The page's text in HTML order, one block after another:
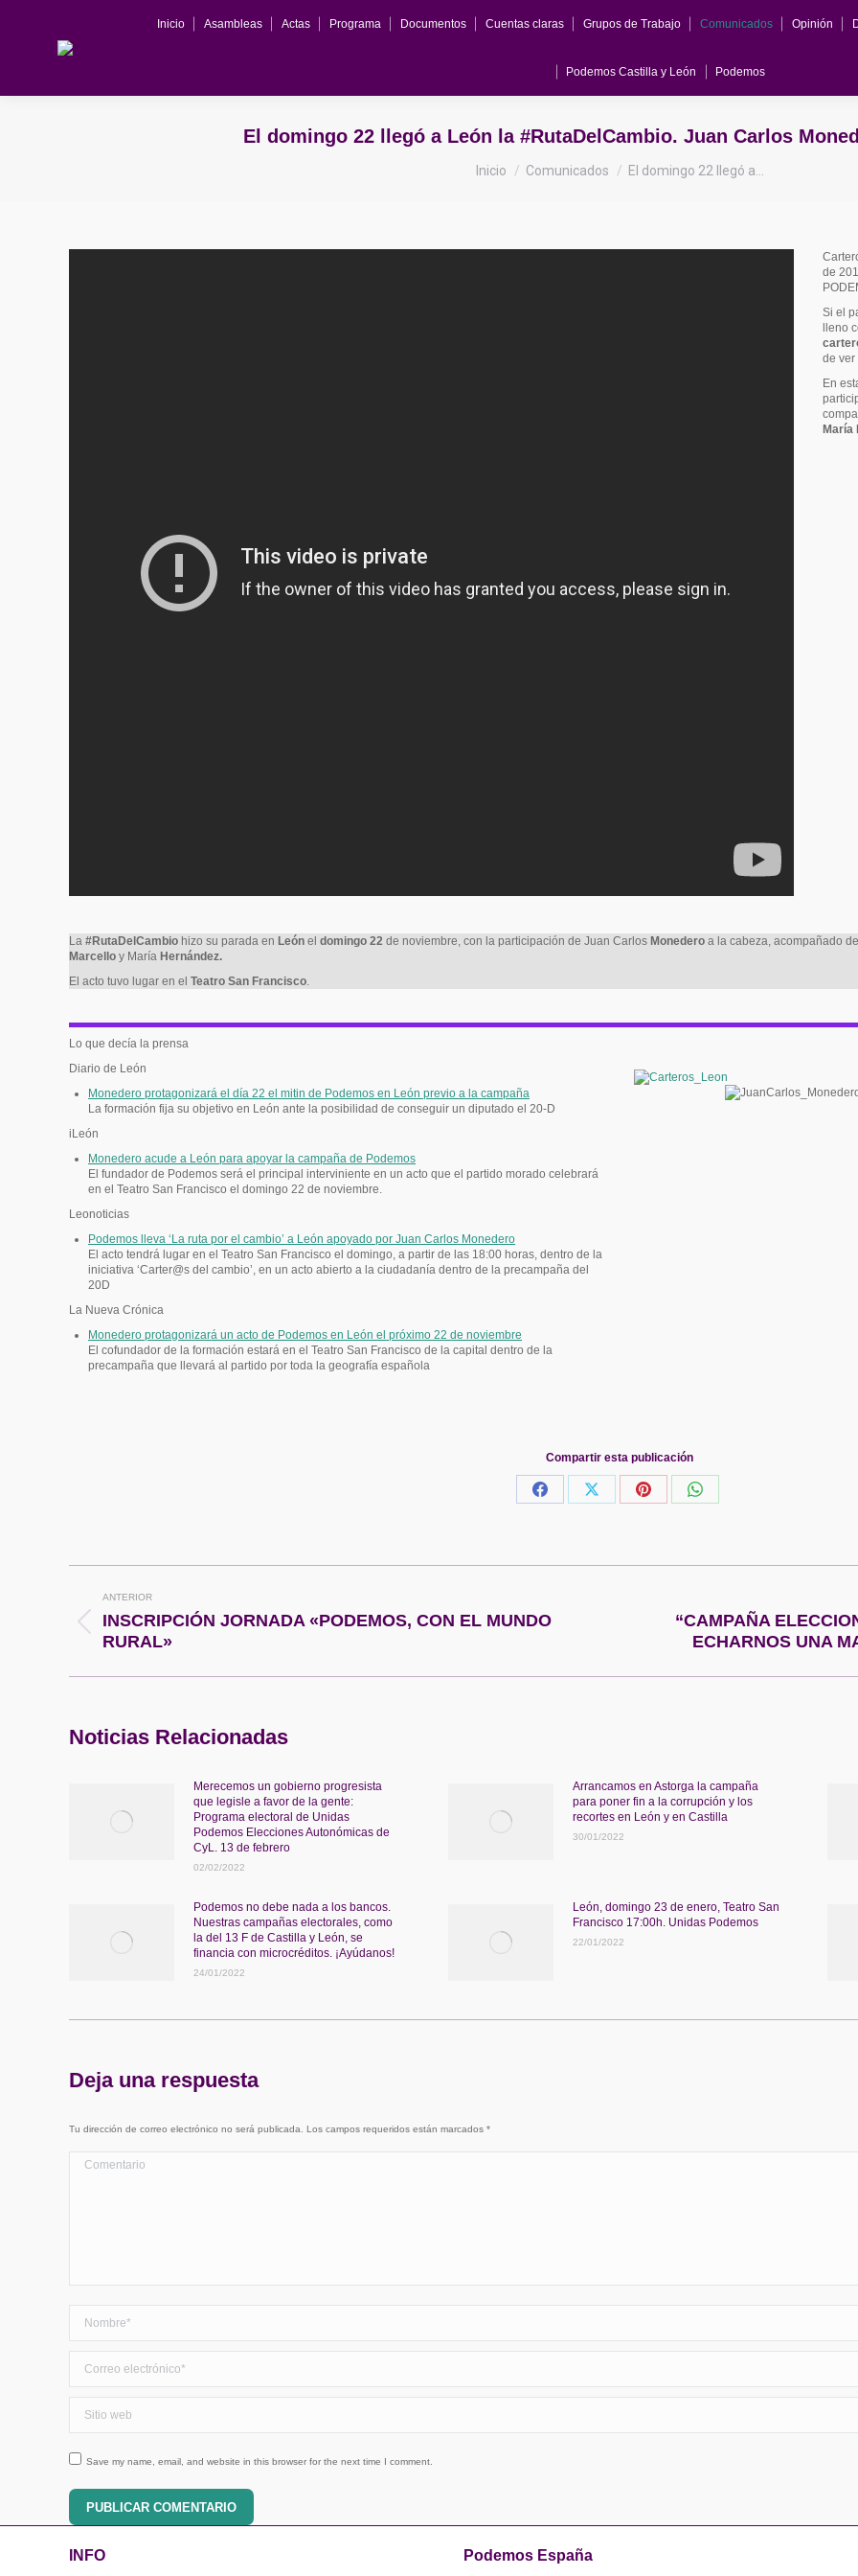
Inicio Asambleas Actas Programa Documentos Cuentas claras Grupos de Trabajo Comunicados Opinión
Podemos Castilla y León Podemos
El domingo 22 llegó a León la #RutaDelCambio. Juan Carlos
Inicio Comunicados El domingo 22 llegó a…
de
Si el
lleno
de ver
En
María
La #RutaDelCambio hizo su parada en León el domingo 22 de noviembre, con la participación de Juan Carlos Monedero a la cabeza, acompañado
Marcello y María Hernández.
El acto tuvo lugar en el Teatro San Francisco.
Lo que decía la prensa
Diario de León
Monedero protagonizará el día 22 el mitin de Podemos en León previo a la campaña
La formación fija su objetivo en León ante la posibilidad de conseguir un diputado el 20-D
iLeón
Monedero acude a León para apoyar la campaña de Podemos
El fundador de Podemos será el principal interviniente en un acto que el partido morado celebrará
en el Teatro San Francisco el domingo 22 de noviembre.
Leonoticias
Podemos lleva ‘La ruta por el cambio’ a León apoyado por Juan Carlos Monedero
El acto tendrá lugar en el Teatro San Francisco el domingo, a partir de las 18:00 horas, dentro de la
iniciativa ‘Carter@s del cambio’, en un acto abierto a la ciudadanía dentro de la precampaña del
20D
La Nueva Crónica
Monedero protagonizará un acto de Podemos en León el próximo 22 de noviembre
El cofundador de la formación estará en el Teatro San Francisco de la capital dentro de la
precampaña que llevará al partido por toda la geografía española
Compartir esta publicación
Share
Share
Share
Share
entre
ANTERIOR
Publicación
anterior:
INSCRIPCIÓN JORNADA «PODEMOS, CON EL MUNDO
RURAL»
Publicación
siguiente:
“CAMPAÑA
ECHARNOS UNA
Noticias Relacionadas
Merecemos un gobierno progresista
que legisle a favor de la gente:
Programa electoral de Unidas
Podemos Elecciones Autonómicas de
CyL. 13 de febrero
02/02/2022
Arrancamos en Astorga la campaña
para poner fin a la corrupción y los
recortes en León y en Castilla
30/01/2022
Podemos no debe nada a los bancos.
Nuestras campañas electorales, como
la del 13 F de Castilla y León, se
financia con microcréditos. ¡Ayúdanos!
24/01/2022
León, domingo 23 de enero, Teatro San
Francisco 17:00h. Unidas Podemos
22/01/2022
Deja una respuesta
Tu dirección de correo electrónico no será publicada. Los campos requeridos están marcados *
Comentario
Save my name, email, and website in this browser for the next time I comment.
PUBLICAR COMENTARIO
INFO Podemos España